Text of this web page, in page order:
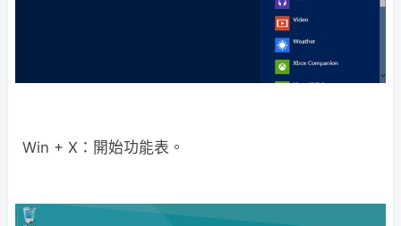
Win + X：開始功能表。